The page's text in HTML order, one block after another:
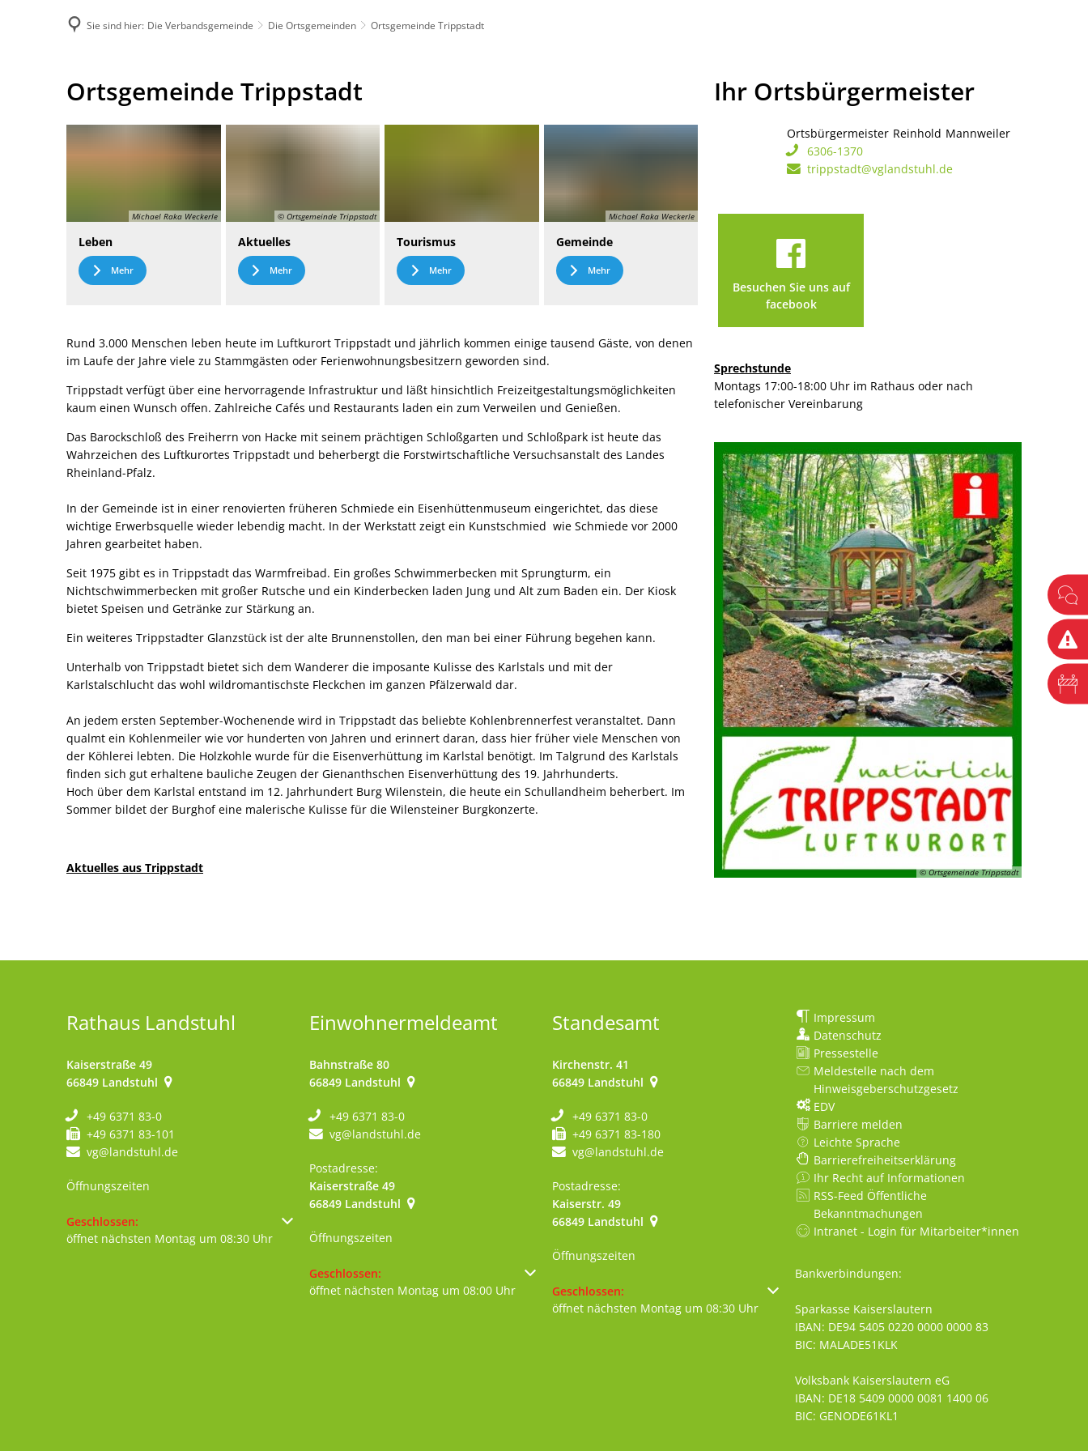
Sie sind hier: Die Verbandsgemeinde Die Ortsgemeinden Ortsgemeinde Trippstadt
Ortsgemeinde
Trippstadt
Ortsgemeinde Trippstadt
Michael Raka Weckerle
Leben
Mehr
© Ortsgemeinde Trippstadt
Aktuelles
Mehr
Tourismus
Mehr
Michael Raka Weckerle
Gemeinde
Mehr
Rund 3.000 Menschen leben heute im Luftkurort Trippstadt und jährlich kommen einige tausend Gäste, von denen
im Laufe der Jahre viele zu Stammgästen oder Ferienwohnungsbesitzern geworden sind.
Trippstadt verfügt über eine hervorragende Infrastruktur und läßt hinsichtlich Freizeitgestaltungsmöglichkeiten
kaum einen Wunsch offen. Zahlreiche Cafés und Restaurants laden ein zum Verweilen und Genießen.
Das Barockschloß des Freiherrn von Hacke mit seinem prächtigen Schloßgarten und Schloßpark ist heute das
Wahrzeichen des Luftkurortes Trippstadt und beherbergt die Forstwirtschaftliche Versuchsanstalt des Landes
Rheinland-Pfalz.
In der Gemeinde ist in einer renovierten früheren Schmiede ein Eisenhüttenmuseum eingerichtet, das diese
wichtige Erwerbsquelle wieder lebendig macht. In der Werkstatt zeigt ein Kunstschmied wie Schmiede vor 2000
Jahren gearbeitet haben.
Seit 1975 gibt es in Trippstadt das Warmfreibad. Ein großes Schwimmerbecken mit Sprungturm, ein
Nichtschwimmerbecken mit großer Rutsche und ein Kinderbecken laden Jung und Alt zum Baden ein. Der Kiosk
bietet Speisen und Getränke zur Stärkung an.
Ein weiteres Trippstadter Glanzstück ist der alte Brunnenstollen, den man bei einer Führung begehen kann.
Unterhalb von Trippstadt bietet sich dem Wanderer die imposante Kulisse des Karlstals und mit der
Karlstalschlucht das wohl wildromantischste Fleckchen im ganzen Pfälzerwald dar.
An jedem ersten September-Wochenende wird in Trippstadt das beliebte Kohlenbrennerfest veranstaltet. Dann
qualmt ein Kohlenmeiler wie vor hunderten von Jahren und erinnert daran, dass hier früher viele Menschen von
der Köhlerei lebten. Die Holzkohle wurde für die Eisenverhüttung im Karlstal benötigt. Im Talgrund des Karlstals
finden sich gut erhaltene bauliche Zeugen der Gienanthschen Eisenverhüttung des 19. Jahrhunderts.
Hoch über dem Karlstal entstand im 12. Jahrhundert Burg Wilenstein, die heute ein Schullandheim beherbert. Im
Sommer bildet der Burghof eine malerische Kulisse für die Wilensteiner Burgkonzerte.
Aktuelles aus Trippstadt
Ihr Ortsbürgermeister
Ortsbürgermeister Reinhold Mannweiler
6306-1370
trippstadt@vglandstuhl.de
Besuchen Sie uns auf
facebook
Sprechstunde
Montags 17:00-18:00 Uhr im Rathaus oder nach
telefonischer Vereinbarung
© Ortsgemeinde Trippstadt
Rathaus Landstuhl
Kaiserstraße 49
66849 Landstuhl
+49 6371 83-0
+49 6371 83-101
vg@landstuhl.de
Öffnungszeiten
Klicken, um weitere Öffnungs- oder Schließzeiten auszublenden
Geschlossen:
öffnet nächsten Montag um 08:30 Uhr
Einwohnermeldeamt
Bahnstraße 80
66849 Landstuhl
+49 6371 83-0
vg@landstuhl.de
Postadresse:
Kaiserstraße 49
66849 Landstuhl
Öffnungszeiten
Klicken, um weitere Öffnungs- oder Schließzeiten auszublenden
Geschlossen:
öffnet nächsten Montag um 08:00 Uhr
Standesamt
Kirchenstr. 41
66849 Landstuhl
+49 6371 83-0
+49 6371 83-180
vg@landstuhl.de
Postadresse:
Kaiserstr. 49
66849 Landstuhl
Öffnungszeiten
Klicken, um weitere Öffnungs- oder Schließzeiten auszublenden
Geschlossen:
öffnet nächsten Montag um 08:30 Uhr
Impressum
Datenschutz
Pressestelle
Meldestelle nach dem
Hinweisgeberschutzgesetz
EDV
Barriere melden
Leichte Sprache
Barrierefreiheitserklärung
Ihr Recht auf Informationen
RSS-Feed Öffentliche
Bekanntmachungen
Intranet - Login für Mitarbeiter*innen
Bankverbindungen:
Sparkasse Kaiserslautern
IBAN: DE94 5405 0220 0000 0000 83
BIC: MALADE51KLK
Volksbank Kaiserslautern eG
IBAN: DE18 5409 0000 0081 1400 06
BIC: GENODE61KL1